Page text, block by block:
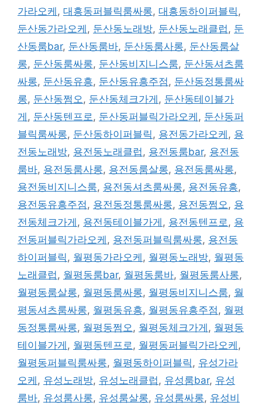
가라오케 , 대흥동퍼블릭룸싸롱, 대흥동하이퍼블릭,
둔산동가라오케 , 둔산동노래방, 둔산동노래클럽, 둔
산동룸bar, 둔산동룸바, 둔산동룸사롱, 둔산동룸살
롱, 둔산동룸싸롱, 둔산동비지니스룸, 둔산동셔츠룸
싸롱, 둔산동유흥, 둔산동유흥주점, 둔산동정통룸싸
롱, 둔산동쩜오, 둔산동체크가게 , 둔산동테이블가
게 , 둔산동텐프로, 둔산동퍼블릭가라오케 , 둔산동퍼
블릭룸싸롱, 둔산동하이퍼블릭, 용전동가라오케 , 용
전동노래방, 용전동노래클럽, 용전동룸bar, 용전동
룸바, 용전동룸사롱, 용전동룸살롱, 용전동룸싸롱,
용전동비지니스룸, 용전동셔츠룸싸롱, 용전동유흥,
용전동유흥주점, 용전동정통룸싸롱, 용전동쩜오, 용
전동체크가게 , 용전동테이블가게 , 용전동텐프로, 용
전동퍼블릭가라오케 , 용전동퍼블릭룸싸롱, 용전동
하이퍼블릭, 월평동가라오케 , 월평동노래방, 월평동
노래클럽, 월평동룸bar, 월평동룸바, 월평동룸사롱,
월평동룸살롱, 월평동룸싸롱, 월평동비지니스룸, 월
평동셔츠룸싸롱, 월평동유흥, 월평동유흥주점, 월평
동정통룸싸롱, 월평동쩜오, 월평동체크가게 , 월평동
테이블가게 , 월평동텐프로, 월평동퍼블릭가라오케 ,
월평동퍼블릭룸싸롱, 월평동하이퍼블릭, 유성가라
오케 , 유성노래방, 유성노래클럽, 유성룸bar, 유성
룸바, 유성룸사롱, 유성룸살롱, 유성룸싸롱, 유성비